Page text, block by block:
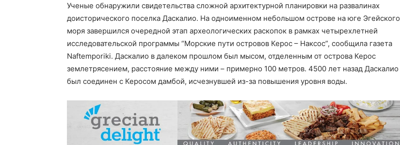
Ученые обнаружили свидетельства сложной архитектурной планировки на развалинах
доисторического поселка Даскалио. На одноименном небольшом острове на юге Эгейского
моря завершился очередной этап археологических раскопок в рамках четырехлетней
исследовательской программы “Морские пути островов Керос – Наксос”, сообщила газета
Naftemporiki. Даскалио в далеком прошлом был мысом, отделенным от острова Керос
землетрясением, расстояние между ними – примерно 100 метров. 4500 лет назад Даскалио
был соединен с Керосом дамбой, исчезнувшей из-за повышения уровня воды.